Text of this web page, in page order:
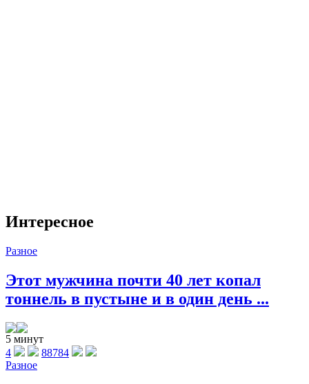
Интересное
Разное
Этот мужчина почти 40 лет копал
тоннель в пустыне и в один день ...
5 минут
4
88784
Разное